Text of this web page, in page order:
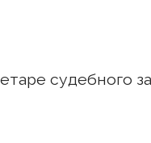
судебного